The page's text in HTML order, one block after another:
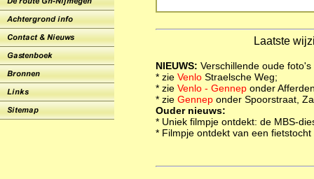
Laatste
NIEUWS: Verschillende oude
* zie Venlo Straelsche Weg;
* zie Venlo - Gennep onder
* zie Gennep onder Spoorstraat,
Ouder nieuws:
* Uniek filmpje ontdekt: de MBS-
* Filmpje ontdekt van een